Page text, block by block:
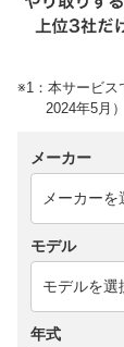
※1：本サービス
2024年5月）
メーカー
モデル
年式